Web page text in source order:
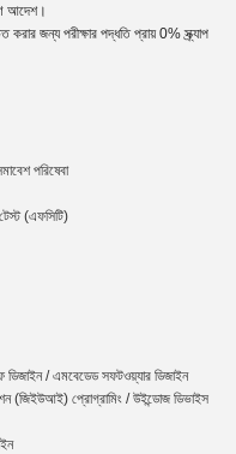
আদেশ।
করার জন্য পরীক্ষার পদ্ধতি প্রায় 0% স্ক্র্যাপ
পরিষেবা
টেস্ট (এফসিটি)
ডিজাইন / এমবেডেড সফটওয়্যার ডিজাইন
(জিইউআই) প্রোগ্রামিং / উইন্ডোজ ডিভাইস